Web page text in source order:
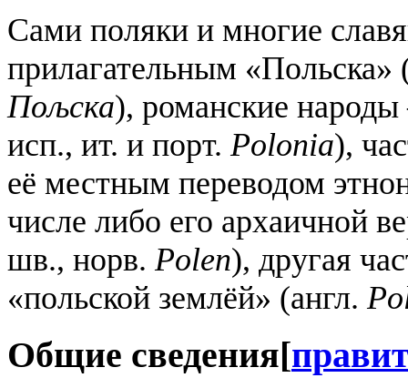
Сами поляки и многие
прилагательным «Польска»
Пољска), романские
исп., ит. и порт. Polonia),
её местным переводом
числе либо его архаичной
шв., норв. Polen), другая
«польской землёй» (англ.
Общие сведения [